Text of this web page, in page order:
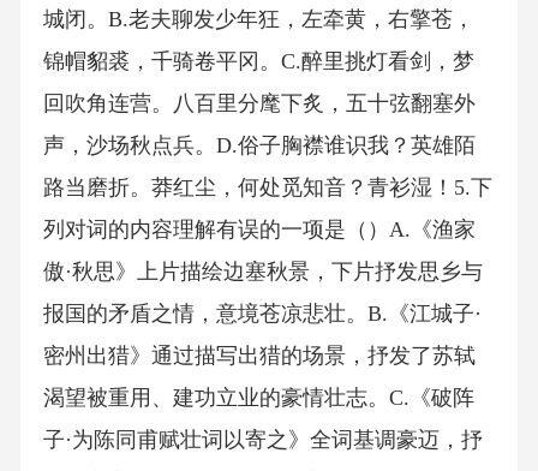
城闭。B.老夫聊发少年狂，左牵黄，右擎苍，
锦帽貂裘，千骑卷平冈。C.醉里挑灯看剑，梦
回吹角连营。八百里分麾下炙，五十弦翻塞外
声，沙场秋点兵。D.俗子胸襟谁识我？英雄陌
路当磨折。莽红尘，何处觅知音？青衫湿！5.下
列对词的内容理解有误的一项是（）A.《渔家
傲·秋思》上片描绘边塞秋景，下片抒发思乡与
报国的矛盾之情，意境苍凉悲壮。B.《江城子·
密州出猎》通过描写出猎的场景，抒发了苏轼
渴望被重用、建功立业的豪情壮志。C.《破阵
子·为陈同甫赋壮词以寄之》全词基调豪迈，抒